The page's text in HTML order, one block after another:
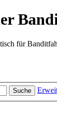
für
Suche